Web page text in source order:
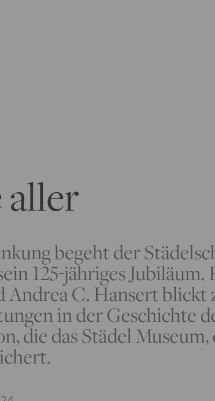
aller
begeht der
125-jähriges
Andrea C. Hansert blickt
in der Geschichte
die das Städel